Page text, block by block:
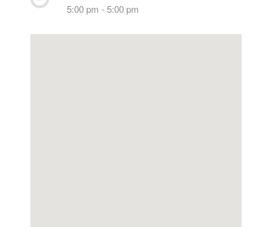
5:00 pm - 5:00 pm